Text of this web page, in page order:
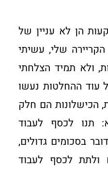
הן לא עניין של
שלי, עשיתי
ולא תמיד הצלחתי
עוד ההחלטות נעשו
הכישלונות הם חלק
תנו לכסף לעבוד
בסכומים גדולים,
ולתת לכסף לעבוד